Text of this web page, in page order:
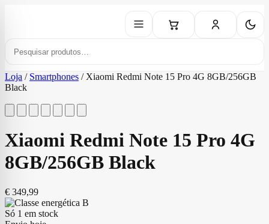
Loja / Smartphones / Xiaomi Redmi Note 15 Pro 4G 8GB/256GB
Black
Xiaomi Redmi Note 15 Pro 4G
8GB/256GB Black
€ 349,99
Só 1 em stock